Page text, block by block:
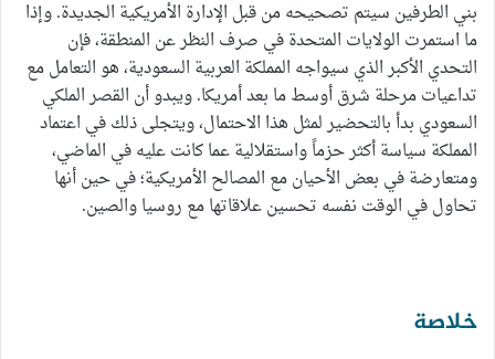
بني الطرفين سيتم تصحيحه من قبل الإدارة الأمريكية الجديدة. وإذا
ما استمرت الولايات المتحدة في صرف النظر عن المنطقة، فإن
التحدي الأكبر الذي سيواجه المملكة العربية السعودية، هو التعامل مع
تداعيات مرحلة شرق أوسط ما بعد أمريكا. ويبدو أن القصر الملكي
السعودي بدأ بالتحضير لمثل هذا الاحتمال، ويتجلى ذلك في اعتماد
المملكة سياسة أكثر حزماً واستقلالية عما كانت عليه في الماضي،
ومتعارضة في بعض الأحيان مع المصالح الأمريكية؛ في حين أنها
تحاول في الوقت نفسه تحسين علاقاتها مع روسيا والصين.
خلاصة